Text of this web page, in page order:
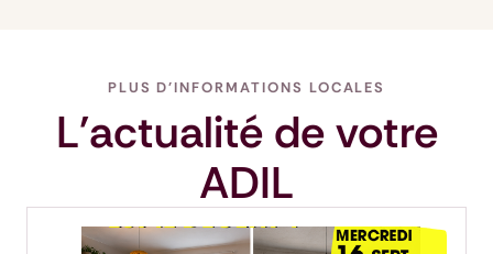
L'actualité de votre
ADIL
PLUS D'INFORMATIONS LOCALES